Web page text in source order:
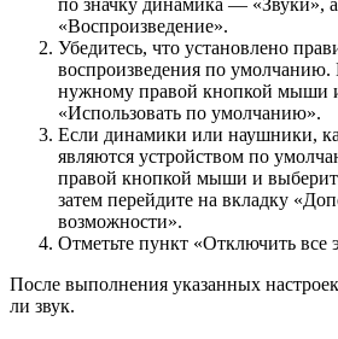
«Воспроизведение».
Убедитесь, что установлено
воспроизведения по умолчанию.
нужному правой кнопкой мыши
«Использовать по умолчанию».
Если динамики или наушники,
являются устройством по
правой кнопкой мыши и
затем перейдите на вкладку
возможности».
Отметьте пункт «Отключить все
После выполнения указанных
ли звук.